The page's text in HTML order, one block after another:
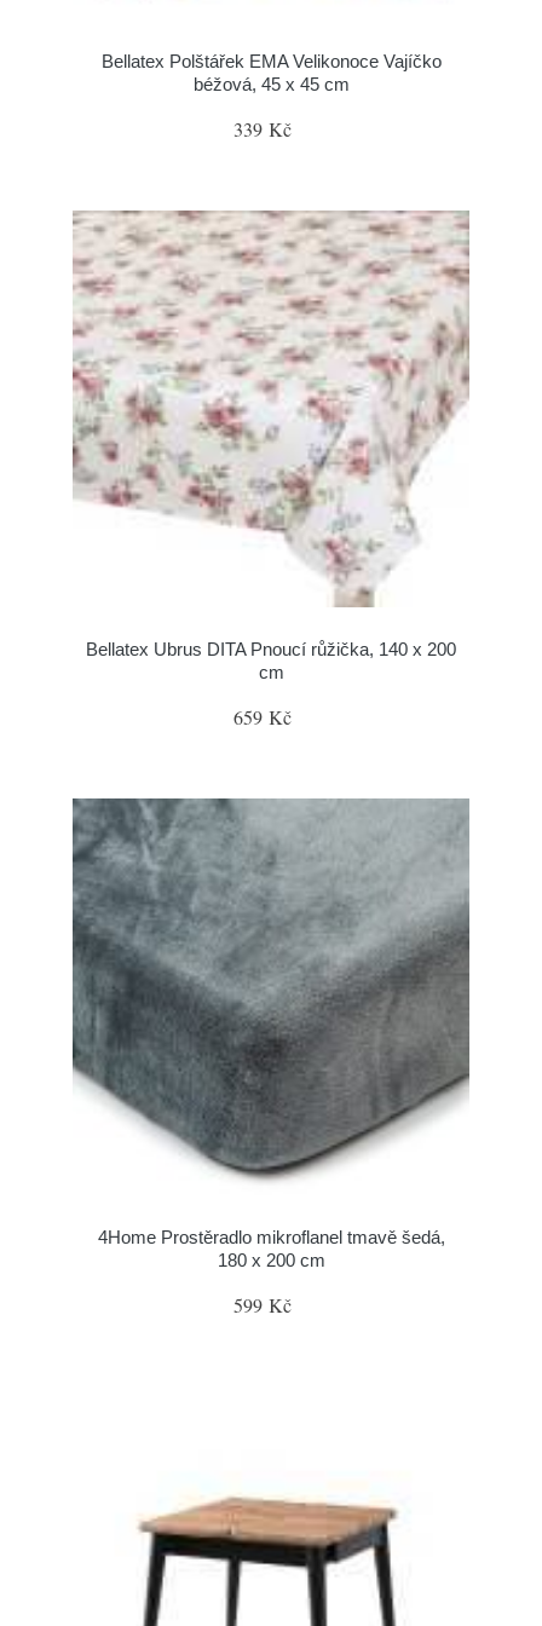
Bellatex Polštářek EMA Velikonoce Vajíčko
béžová, 45 x 45 cm
339 Kč
Bellatex Ubrus DITA Pnoucí růžička, 140 x 200
cm
659 Kč
4Home Prostěradlo mikroflanel tmavě šedá,
180 x 200 cm
599 Kč